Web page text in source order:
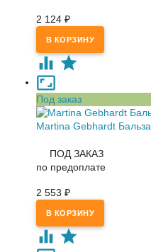
2 124 ₽
Под заказ
Martina Gebhardt
ПОД ЗАКАЗ
по предоплате
2 553 ₽